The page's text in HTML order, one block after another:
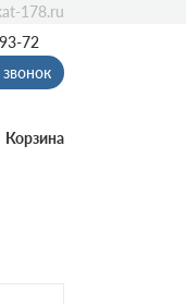
72
звонок
Корзина
178.ru